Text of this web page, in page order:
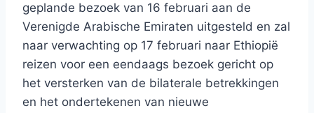
geplande bezoek van 16 februari aan de
Verenigde Arabische Emiraten uitgesteld en zal
naar verwachting op 17 februari naar Ethiopië
reizen voor een eendaags bezoek gericht op
het versterken van de bilaterale betrekkingen
en het ondertekenen van nieuwe